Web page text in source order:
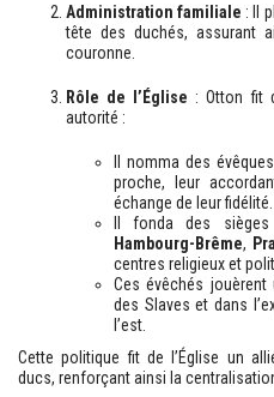
Administration familiale : Il
tête des duchés, assurant
couronne.
Rôle de l’Église : Otton fit
autorité :
Il nomma des
proche, leur
échange de leur fidélité.
Il fonda des sièges
Hambourg-Brême,
centres religieux et
Ces évêchés
des Slaves et dans
l’est.
Cette politique fit de l’Église un
ducs, renforçant ainsi la